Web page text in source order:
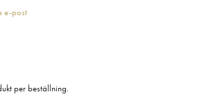
e-post
per beställning.